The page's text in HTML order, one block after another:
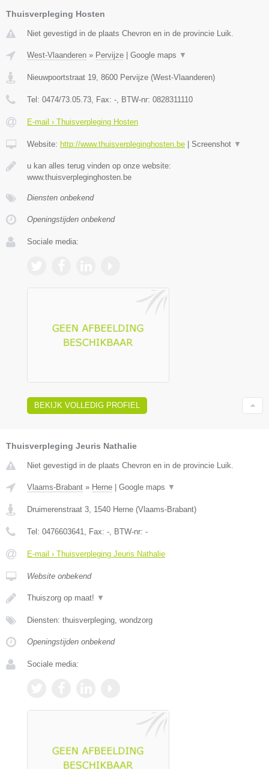
Thuisverpleging Hosten
Niet gevestigd in de plaats Chevron en in de provincie Luik.
West-Vlaanderen » Pervijze Google maps ▼
Nieuwpoortstraat 19 8600 Pervijze (West-Vlaanderen)
Tel: 0474/73.05.73 , Fax: - , BTW-nr: 0828311110
E-mail › Thuisverpleging Hosten
Website: http://www.thuisverpleginghosten.be Screenshot ▼
u kan alles terug vinden op onze website:
www.thuisverpleginghosten.be
Diensten onbekend
Openingstijden onbekend
Sociale media:
BEKIJK VOLLEDIG PROFIEL
Thuisverpleging Jeuris Nathalie
Niet gevestigd in de plaats Chevron en in de provincie Luik.
Vlaams-Brabant » Herne Google maps ▼
Druimerenstraat 3, 1540 Herne (Vlaams-Brabant)
Tel: 0476603641, Fax: -, BTW-nr: -
E-mail › Thuisverpleging Jeuris Nathalie
Website onbekend
Thuiszorg op maat! ▼
Diensten: thuisverpleging, wondzorg
Openingstijden onbekend
Sociale media: